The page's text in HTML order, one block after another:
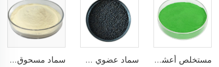
مستخلص أعشاب بحرية داكن اللون مسحوق سماد غني بالمغذيات للأغراض الزراعية سماد عضوي حبيبي NPK 2-2-1 للأغراض الزراعية سماد مسحوق الأحماض الأمينية الصديقة للبيئة لتحسين تطوير الجذور واستيعاب العناصر الغذائية